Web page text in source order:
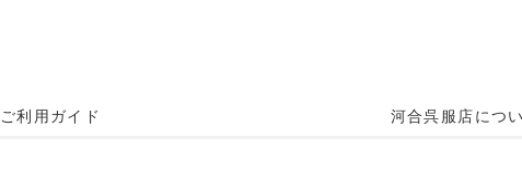
ご利用ガイド 河合呉服店につ